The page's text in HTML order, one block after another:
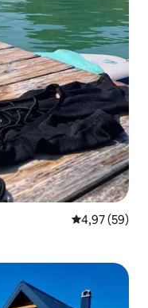
Évaluation
4,97 (59)